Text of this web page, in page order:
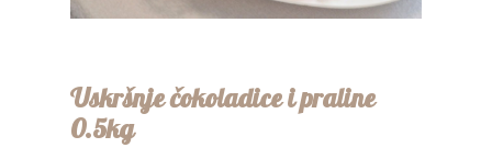
Uskršnje čokoladice i praline
0.5kg